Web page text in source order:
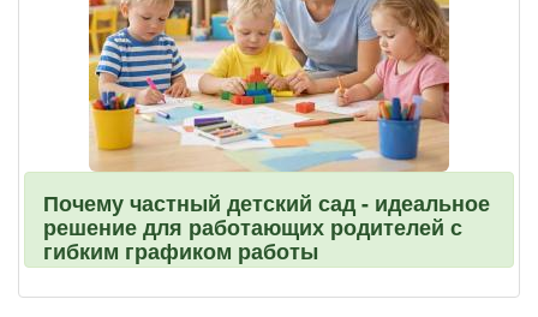
Почему частный детский сад - идеальное
решение для работающих родителей с
гибким графиком работы